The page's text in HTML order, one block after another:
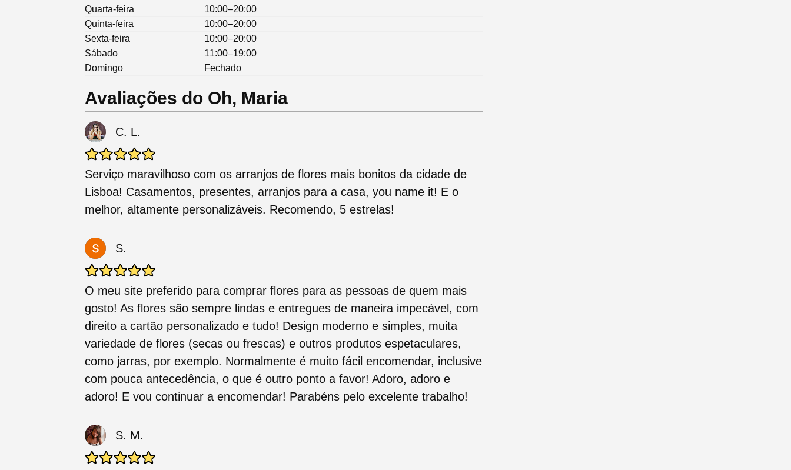
Quarta-feira
10:00–20:00
Quinta-feira
10:00–20:00
Sexta-feira
10:00–20:00
Sábado
11:00–19:00
Domingo
Fechado
Avaliações do Oh, Maria
C. L.
Serviço maravilhoso com os arranjos de flores mais bonitos da cidade de
Lisboa! Casamentos, presentes, arranjos para a casa, you name it! E o
melhor, altamente personalizáveis. Recomendo, 5 estrelas!
S.
O meu site preferido para comprar flores para as pessoas de quem mais
gosto! As flores são sempre lindas e entregues de maneira impecável, com
direito a cartão personalizado e tudo! Design moderno e simples, muita
variedade de flores (secas ou frescas) e outros produtos espetaculares,
como jarras, por exemplo. Normalmente é muito fácil encomendar, inclusive
com pouca antecedência, o que é outro ponto a favor! Adoro, adoro e
adoro! E vou continuar a encomendar! Parabéns pelo excelente trabalho!
S. M.